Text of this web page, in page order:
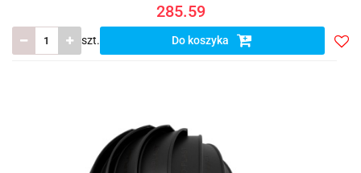
285.59
szt. Do koszyka